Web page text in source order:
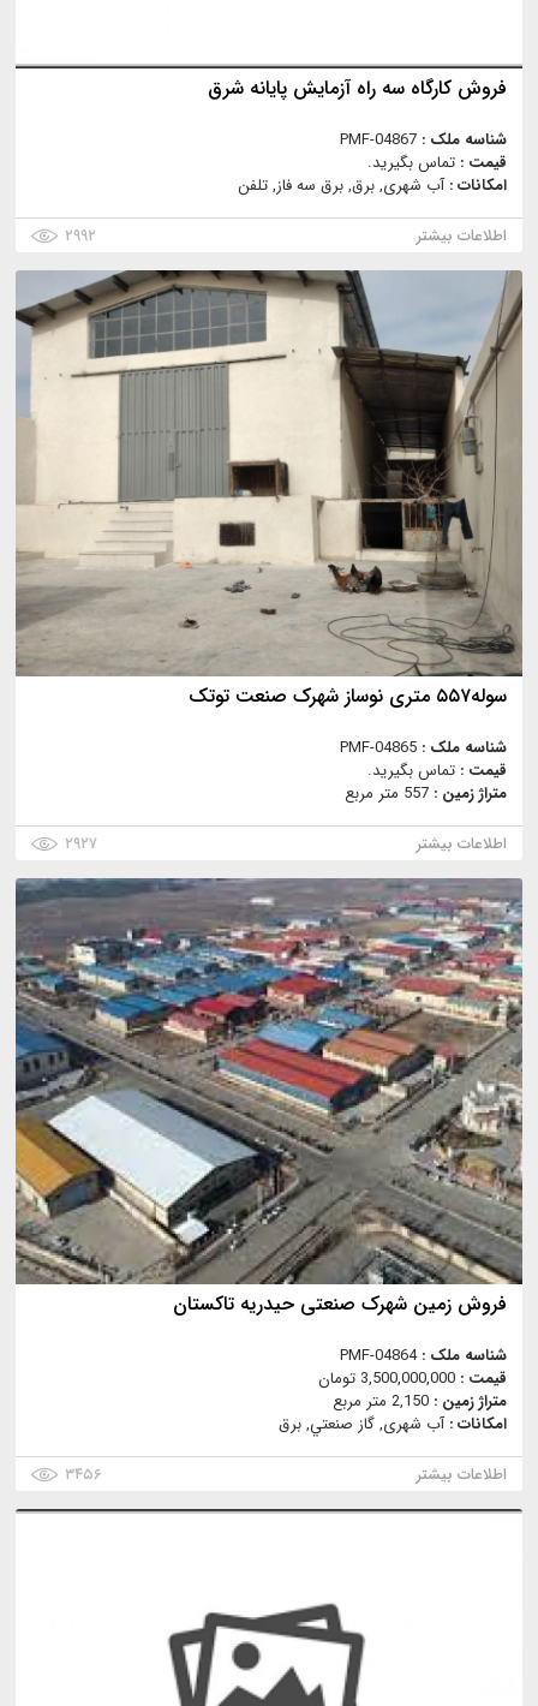
فروش کارگاه سه راه آزمایش پایانه شرق
شناسه ملک : PMF-04867
قیمت : تماس بگیرید.
امکانات :آب شهری, برق, برق سه فاز, تلفن
اطلاعات بیشتر
۲۹۹۲
سوله۵۵۷ متری نوساز شهرک صنعت توتک
شناسه ملک : PMF-04865
قیمت : تماس بگیرید.
متراژ زمین : 557 متر مربع
اطلاعات بیشتر
۲۹۲۷
فروش زمین شهرک صنعتی حیدریه تاکستان
شناسه ملک :PMF-04864
قیمت : 3,500,000,000 تومان
متراژ زمین : 2,150 متر مربع
امکانات :آب شهری, گاز صنعتي, برق
اطلاعات بیشتر
۳۴۵۶